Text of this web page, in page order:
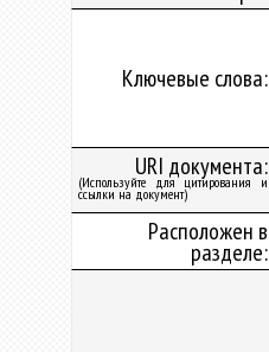
Ключевые слова:
URI документа:
(Используйте для цитирования и
ссылки на документ)
Расположен в
разделе: